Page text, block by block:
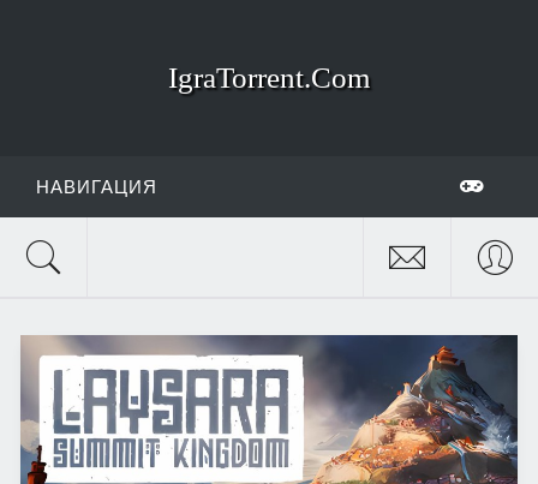
IgraTorrent.Com
НАВИГАЦИЯ